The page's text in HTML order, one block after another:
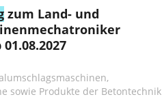
zum Land- und
sowie Produkte der Betontechnik